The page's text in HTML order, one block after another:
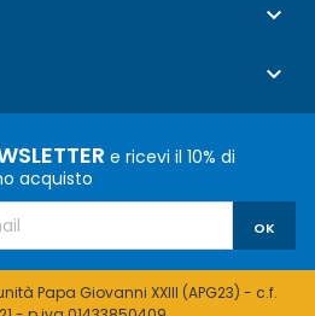


e ricevi il 10% di
acquisto
Papa Giovanni XXIII (APG23) - c.f.